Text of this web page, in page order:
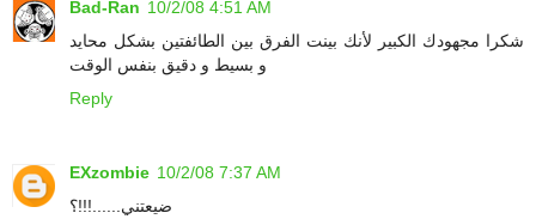
Bad-Ran 10/2/08 4:51 AM
شكرا مجهودك الكبير لأنك بينت الفرق بين الطائفتين بشكل محايد
و بسيط و دقيق بنفس الوقت
Reply
EXzombie 10/2/08 7:37 AM
ضيعتني......!!!؟